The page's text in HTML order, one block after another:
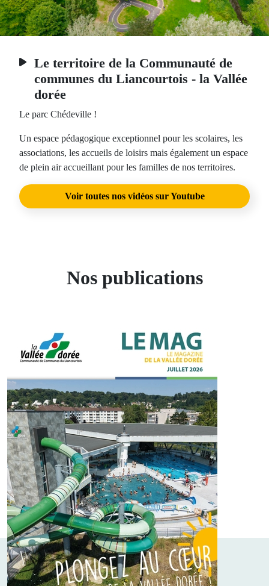
Le territoire de la Communauté de
communes du Liancourtois - la Vallée
dorée
Le parc Chédeville !
Un espace pédagogique exceptionnel pour les scolaires, les
associations, les accueils de loisirs mais également un espace
de plein air accueillant pour les familles de nos territoires.
Voir toutes nos vidéos sur Youtube
Nos publications